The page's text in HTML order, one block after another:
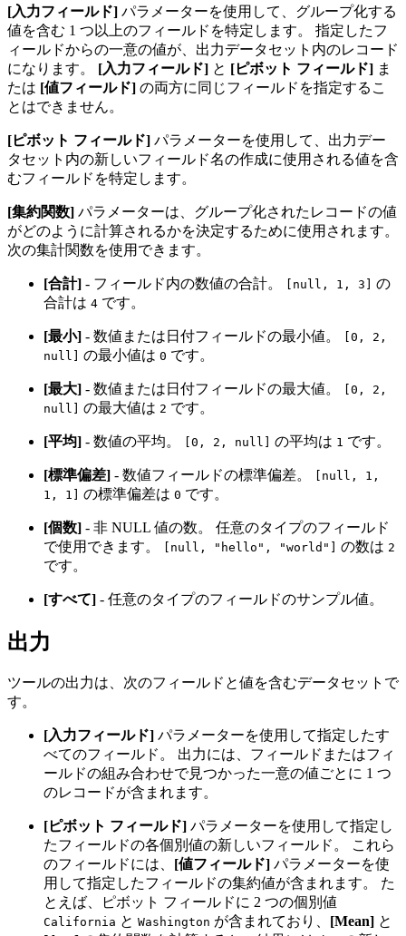
[入力フィールド] パラメーターを使用して、グループ化する
値を含む 1 つ以上のフィールドを特定します。 指定したフ
ィールドからの一意の値が、出力データセット内のレコード
になります。 [入力フィールド] と [ピボット フィールド] ま
たは [値フィールド] の両方に同じフィールドを指定するこ
とはできません。
[ピボット フィールド] パラメーターを使用して、出力デー
タセット内の新しいフィールド名の作成に使用される値を含
むフィールドを特定します。
[集約関数] パラメーターは、グループ化されたレコードの値
がどのように計算されるかを決定するために使用されます。
次の集計関数を使用できます。
[合計] - フィールド内の数値の合計。 [null, 1, 3] の
合計は 4 です。
[最小] - 数値または日付フィールドの最小値。
[0, 2,
null] の最小値は 0 です。
[最大] - 数値または日付フィールドの最大値。
[0, 2,
null] の最大値は 2 です。
[平均] - 数値の平均。 [0, 2, null] の平均は 1 です。
[標準偏差] - 数値フィールドの標準偏差。
[null, 1,
1, 1] の標準偏差は 0 です。
[個数] - 非 NULL 値の数。 任意のタイプのフィールド
で使用できます。
[null, "hello", "world"] の数は 2
です。
[すべて] - 任意のタイプのフィールドのサンプル値。
出力
ツールの出力は、次のフィールドと値を含むデータセットで
す。
[入力フィールド] パラメーターを使用して指定したす
べてのフィールド。 出力には、フィールドまたはフィ
ールドの組み合わせで見つかった一意の値ごとに 1 つ
のレコードが含まれます。
[ピボット フィールド] パラメーターを使用して指定し
たフィールドの各個別値の新しいフィールド。 これら
のフィールドには、 [値フィールド] パラメーターを使
用して指定したフィールドの集約値が含まれます。 た
とえば、ピボット フィールドに 2 つの個別値
California と Washington が含まれており、 [Mean] と